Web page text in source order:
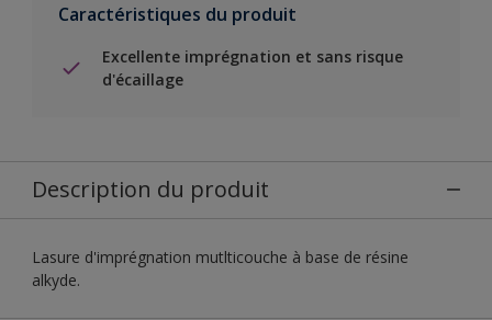
Caractéristiques du produit
Excellente imprégnation et sans risque
d'écaillage
Description du produit
Lasure d'imprégnation mutlticouche à base de résine
alkyde.